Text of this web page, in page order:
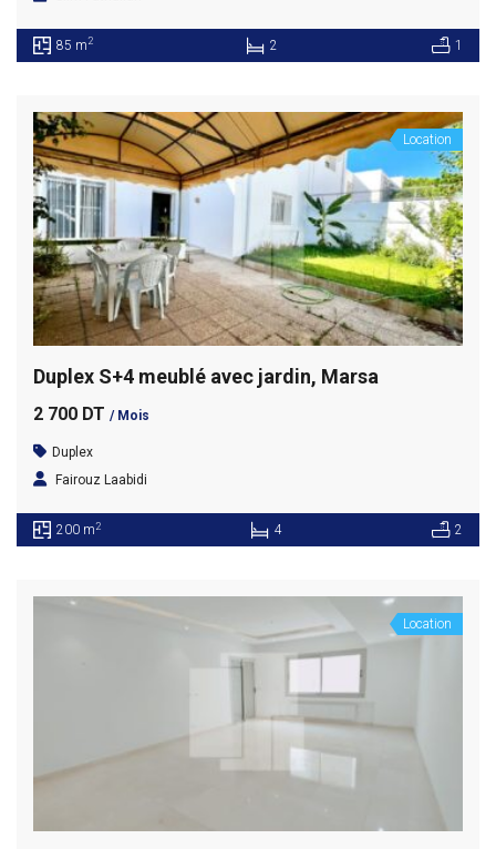
85 m2 2 1
Location
Duplex S+4 meublé avec jardin, Marsa
2 700 DT / Mois
Duplex
Fairouz Laabidi
200 m2 4 2
Location